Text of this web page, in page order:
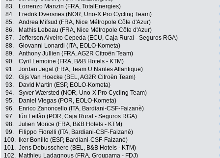
83.
Lorrenzo Manzin (FRA, TotalEnergies)
84.
Fredrik Dversnes (NOR, Uno-X Pro Cycling Team)
85.
Andrea Mifsud (FRA, Nice Métropole Côte d'Azur)
86.
Mathis Lebeau (FRA, Nice Métropole Côte d'Azur)
87.
Jefferson Alveiro Cepeda (ECU, Caja Rural - Seguros RGA)
88.
Giovanni Lonardi (ITA, EOLO-Kometa)
89.
Anthony Jullien (FRA, AG2R Citroën Team)
90.
Cyril Lemoine (FRA, B&B Hotels - KTM)
91.
Jordan Jegat (FRA, Team U Nantes Atlantique)
92.
Gijs Van Hoecke (BEL, AG2R Citroën Team)
93.
David Martin (ESP, EOLO-Kometa)
94.
Syver Wærsted (NOR, Uno-X Pro Cycling Team)
95.
Daniel Viegas (POR, EOLO-Kometa)
96.
Enrico Zanoncello (ITA, Bardiani-CSF-Faizanè)
97.
Iúri Leitão (POR, Caja Rural - Seguros RGA)
98.
Julien Morice (FRA, B&B Hotels - KTM)
99.
Filippo Fiorelli (ITA, Bardiani-CSF-Faizanè)
100.
Iker Bonillo (ESP, Bardiani-CSF-Faizanè)
101. Jens Debusschere (BEL, B&B Hotels - KTM)
102.
Matthieu Ladagnous (FRA, Groupama - FDJ)